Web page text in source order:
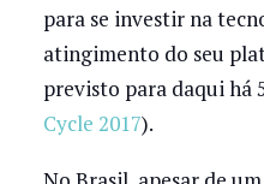
para se investir na
atingimento do seu
previsto para daqui há
Cycle 2017).